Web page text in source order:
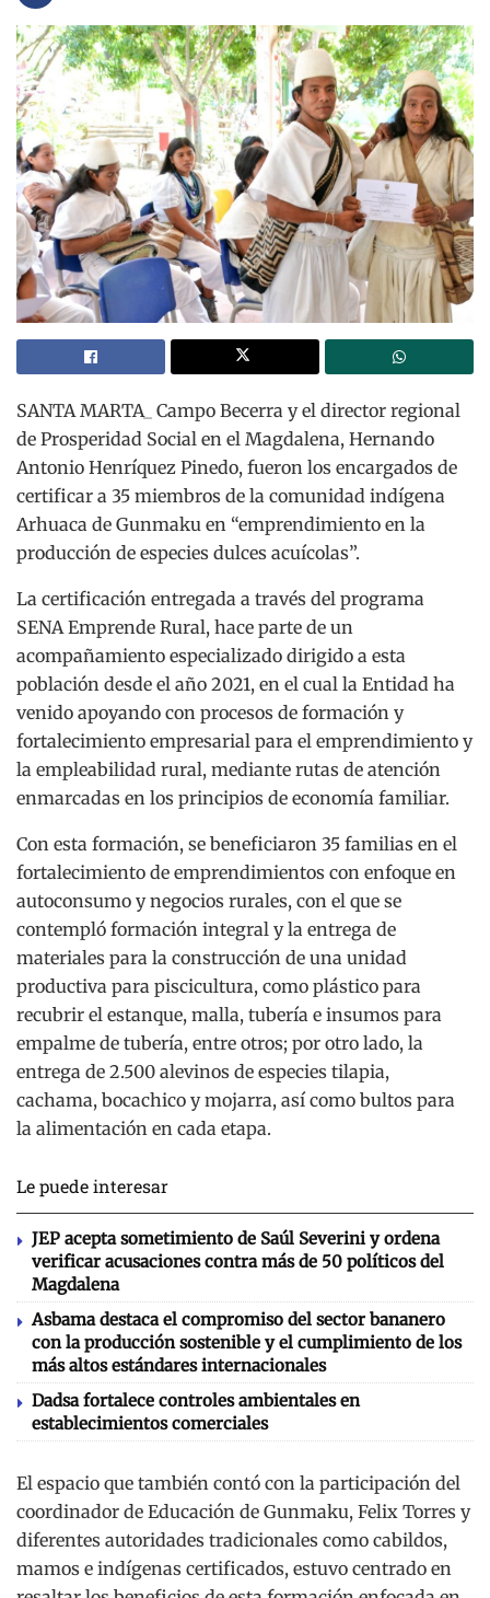
SANTA MARTA_ Campo Becerra y el director regional
de Prosperidad Social en el Magdalena, Hernando
Antonio Henríquez Pinedo, fueron los encargados de
certificar a 35 miembros de la comunidad indígena
Arhuaca de Gunmaku en “emprendimiento en la
producción de especies dulces acuícolas”.
La certificación entregada a través del programa
SENA Emprende Rural, hace parte de un
acompañamiento especializado dirigido a esta
población desde el año 2021, en el cual la Entidad ha
venido apoyando con procesos de formación y
fortalecimiento empresarial para el emprendimiento y
la empleabilidad rural, mediante rutas de atención
enmarcadas en los principios de economía familiar.
Con esta formación, se beneficiaron 35 familias en el
fortalecimiento de emprendimientos con enfoque en
autoconsumo y negocios rurales, con el que se
contempló formación integral y la entrega de
materiales para la construcción de una unidad
productiva para piscicultura, como plástico para
recubrir el estanque, malla, tubería e insumos para
empalme de tubería, entre otros; por otro lado, la
entrega de 2.500 alevinos de especies tilapia,
cachama, bocachico y mojarra, así como bultos para
la alimentación en cada etapa.
Le puede interesar
JEP acepta sometimiento de Saúl Severini y ordena
verificar acusaciones contra más de 50 políticos del
Magdalena
Asbama destaca el compromiso del sector bananero
con la producción sostenible y el cumplimiento de los
más altos estándares internacionales
Dadsa fortalece controles ambientales en
establecimientos comerciales
El espacio que también contó con la participación del
coordinador de Educación de Gunmaku, Felix Torres y
diferentes autoridades tradicionales como cabildos,
mamos e indígenas certificados, estuvo centrado en